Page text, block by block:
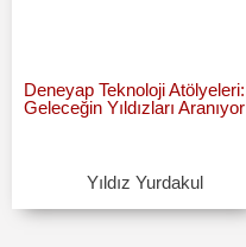
Deneyap Teknoloji Atölyeleri:
Geleceğin Yıldızları Aranıyor
Yıldız Yurdakul